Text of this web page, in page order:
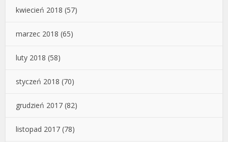
kwiecień 2018 (57)
marzec 2018 (65)
luty 2018 (58)
styczeń 2018 (70)
grudzień 2017 (82)
listopad 2017 (78)